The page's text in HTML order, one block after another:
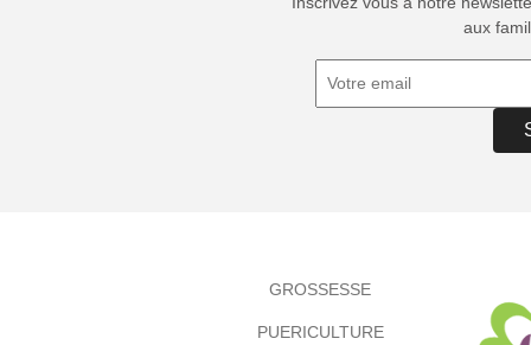
aux
GROSSESSE
PUERICULTURE